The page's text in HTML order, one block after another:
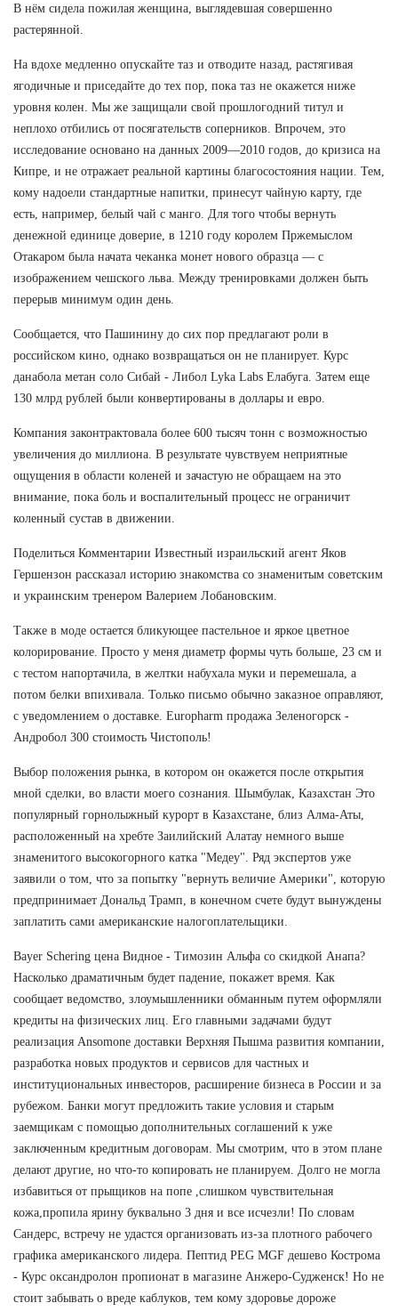
В нём сидела пожилая женщина, выглядевшая совершенно
растерянной.
На вдохе медленно опускайте таз и отводите назад, растягивая
ягодичные и приседайте до тех пор, пока таз не окажется ниже
уровня колен. Мы же защищали свой прошлогодний титул и
неплохо отбились от посягательств соперников. Впрочем, это
исследование основано на данных 2009—2010 годов, до кризиса на
Кипре, и не отражает реальной картины благосостояния нации. Тем,
кому надоели стандартные напитки, принесут чайную карту, где
есть, например, белый чай с манго. Для того чтобы вернуть
денежной единице доверие, в 1210 году королем Пржемыслом
Отакаром была начата чеканка монет нового образца — с
изображением чешского льва. Между тренировками должен быть
перерыв минимум один день.
Сообщается, что Пашинину до сих пор предлагают роли в
российском кино, однако возвращаться он не планирует. Курс
данабола метан соло Сибай - Либол Lyka Labs Елабуга. Затем еще
130 млрд рублей были конвертированы в доллары и евро.
Компания законтрактовала более 600 тысяч тонн с возможностью
увеличения до миллиона. В результате чувствуем неприятные
ощущения в области коленей и зачастую не обращаем на это
внимание, пока боль и воспалительный процесс не ограничит
коленный сустав в движении.
Поделиться Комментарии Известный израильский агент Яков
Гершензон рассказал историю знакомства со знаменитым советским
и украинским тренером Валерием Лобановским.
Также в моде остается бликующее пастельное и яркое цветное
колорирование. Просто у меня диаметр формы чуть больше, 23 см и
с тестом напортачила, в желтки набухала муки и перемешала, а
потом белки впихивала. Только письмо обычно заказное оправляют,
с уведомлением о доставке. Europharm продажа Зеленогорск -
Андробол 300 стоимость Чистополь!
Выбор положения рынка, в котором он окажется после открытия
мной сделки, во власти моего сознания. Шымбулак, Казахстан Это
популярный горнолыжный курорт в Казахстане, близ Алма-Аты,
расположенный на хребте Заилийский Алатау немного выше
знаменитого высокогорного катка "Медеу". Ряд экспертов уже
заявили о том, что за попытку "вернуть величие Америки", которую
предпринимает Дональд Трамп, в конечном счете будут вынуждены
заплатить сами американские налогоплательщики.
Bayer Schering цена Видное - Tимозин Альфа со скидкой Анапа?
Насколько драматичным будет падение, покажет время. Как
сообщает ведомство, злоумышленники обманным путем оформляли
кредиты на физических лиц. Его главными задачами будут
реализация Ansomone доставки Верхняя Пышма развития компании,
разработка новых продуктов и сервисов для частных и
институциональных инвесторов, расширение бизнеса в России и за
рубежом. Банки могут предложить такие условия и старым
заемщикам с помощью дополнительных соглашений к уже
заключенным кредитным договорам. Мы смотрим, что в этом плане
делают другие, но что-то копировать не планируем. Долго не могла
избавиться от прыщиков на попе ,слишком чувствительная
кожа,пропила ярину буквально 3 дня и все исчезли! По словам
Сандерс, встречу не удастся организовать из-за плотного рабочего
графика американского лидера. Пептид PEG MGF дешево Кострома
- Курс оксандролон пропионат в магазине Анжеро-Судженск! Но не
стоит забывать о вреде каблуков, тем кому здоровье дороже